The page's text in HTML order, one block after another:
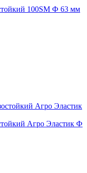
100SM Ф 63 мм
Агро Эластик Ф